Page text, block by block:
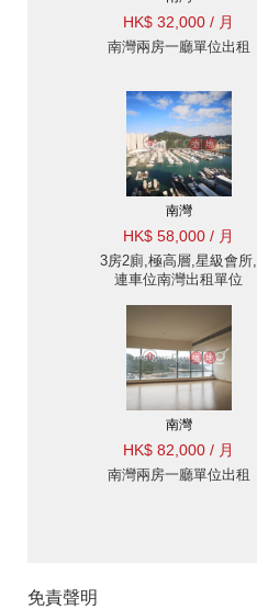
HK$ 32,000 / 月
南灣兩房一廳單位出租
南灣
HK$ 58,000 / 月
3房2廁,極高層,星級會所,
連車位南灣出租單位
南灣
HK$ 82,000 / 月
南灣兩房一廳單位出租
免責聲明